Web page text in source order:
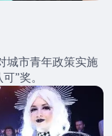
城市青年政策实施
”奖。